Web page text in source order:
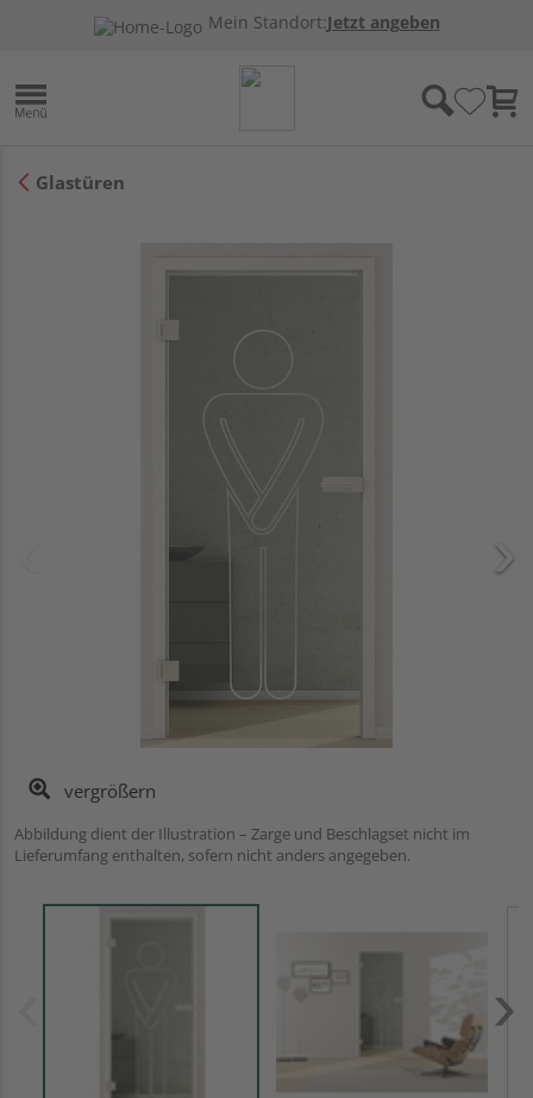
Mein Standort:Jetzt angeben
Glastüren
vergrößern
Abbildung dient der Illustration – Zarge und Beschlagset nicht im
Lieferumfang enthalten, sofern nicht anders angegeben.